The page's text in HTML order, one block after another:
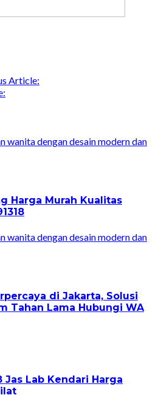
Article:
Harga Murah Kualitas
di Jakarta, Solusi
Tahan Lama Hubungi WA
Jas Lab Kendari Harga